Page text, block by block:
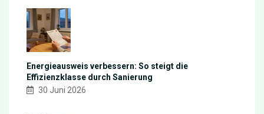
Energieausweis verbessern: So steigt die
Effizienzklasse durch Sanierung
30 Juni 2026